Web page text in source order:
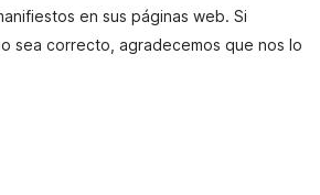
en sus páginas web. Si
sea correcto, agradecemos que nos lo